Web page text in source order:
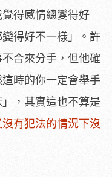
得感情總變得好
得好不一樣」。許
合來分手，但他確
時的你一定會舉手
，其實這也不算是
有犯法的情況下沒